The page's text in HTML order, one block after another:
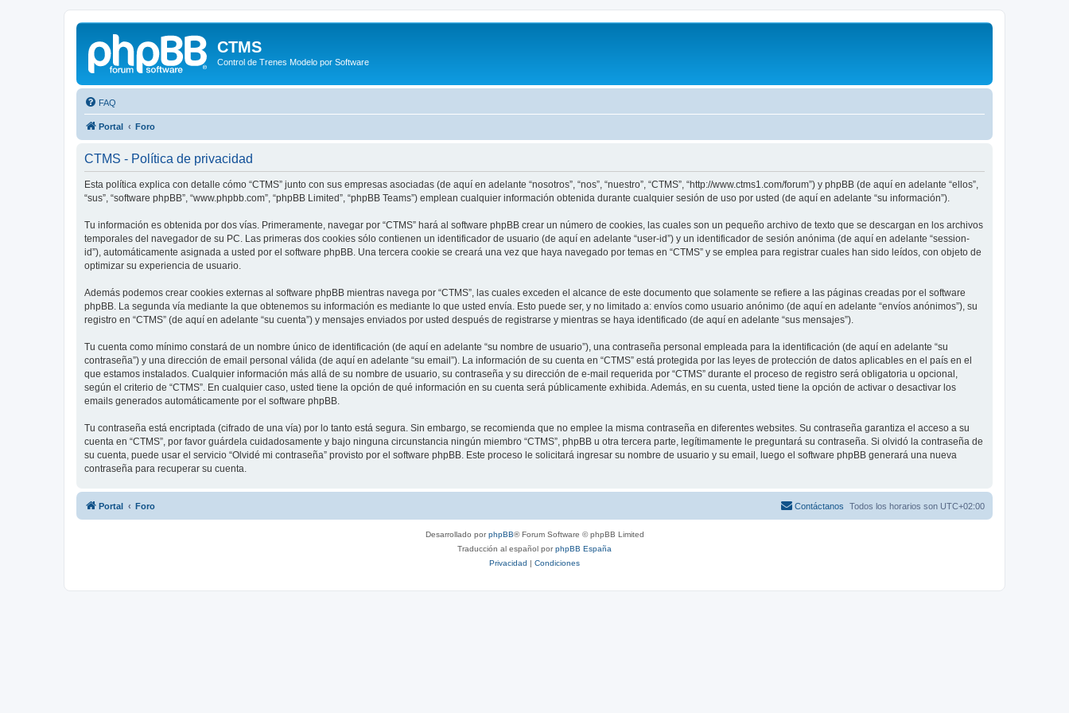
CTMS
Control de Trenes Modelo por Software
FAQ
Portal Foro
CTMS - Política de privacidad
Esta política explica con detalle cómo “CTMS” junto con sus empresas asociadas (de aquí en adelante “nosotros”, “nos”, “nuestro”, “CTMS”, “http://www.ctms1.com/forum”) y phpBB (de aquí en adelante “ellos”,
“sus”, “software phpBB”, “www.phpbb.com”, “phpBB Limited”, “phpBB Teams”) emplean cualquier información obtenida durante cualquier sesión de uso por usted (de aquí en adelante “su información”).
Tu información es obtenida por dos vías. Primeramente, navegar por “CTMS” hará al software phpBB crear un número de cookies, las cuales son un pequeño archivo de texto que se descargan en los archivos
temporales del navegador de su PC. Las primeras dos cookies sólo contienen un identificador de usuario (de aquí en adelante “user-id”) y un identificador de sesión anónima (de aquí en adelante “session-
id”), automáticamente asignada a usted por el software phpBB. Una tercera cookie se creará una vez que haya navegado por temas en “CTMS” y se emplea para registrar cuales han sido leídos, con objeto de
optimizar su experiencia de usuario.
Además podemos crear cookies externas al software phpBB mientras navega por “CTMS”, las cuales exceden el alcance de este documento que solamente se refiere a las páginas creadas por el software
phpBB. La segunda vía mediante la que obtenemos su información es mediante lo que usted envía. Esto puede ser, y no limitado a: envíos como usuario anónimo (de aquí en adelante “envíos anónimos”), su
registro en “CTMS” (de aquí en adelante “su cuenta”) y mensajes enviados por usted después de registrarse y mientras se haya identificado (de aquí en adelante “sus mensajes”).
Tu cuenta como mínimo constará de un nombre único de identificación (de aquí en adelante “su nombre de usuario”), una contraseña personal empleada para la identificación (de aquí en adelante “su
contraseña”) y una dirección de email personal válida (de aquí en adelante “su email”). La información de su cuenta en “CTMS” está protegida por las leyes de protección de datos aplicables en el país en el
que estamos instalados. Cualquier información más allá de su nombre de usuario, su contraseña y su dirección de e-mail requerida por “CTMS” durante el proceso de registro será obligatoria u opcional,
según el criterio de “CTMS”. En cualquier caso, usted tiene la opción de qué información en su cuenta será públicamente exhibida. Además, en su cuenta, usted tiene la opción de activar o desactivar los
emails generados automáticamente por el software phpBB.
Tu contraseña está encriptada (cifrado de una vía) por lo tanto está segura. Sin embargo, se recomienda que no emplee la misma contraseña en diferentes websites. Su contraseña garantiza el acceso a su
cuenta en “CTMS”, por favor guárdela cuidadosamente y bajo ninguna circunstancia ningún miembro “CTMS”, phpBB u otra tercera parte, legítimamente le preguntará su contraseña. Si olvidó la contraseña de
su cuenta, puede usar el servicio “Olvidé mi contraseña” provisto por el software phpBB. Este proceso le solicitará ingresar su nombre de usuario y su email, luego el software phpBB generará una nueva
contraseña para recuperar su cuenta.
Portal Foro Todos los horarios son UTC+02:00
Contáctanos
Desarrollado porphpBB® Forum Software © phpBB Limited
Traducción al español porphpBB España
Privacidad | Condiciones